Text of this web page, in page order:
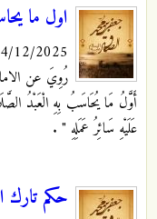
اول ما
2025 - 13:25
رُوِيَ عن
أَوَّلُ‏ مَا يُحَاسَبُ‏ بِهِ‏ الْعَبْدُ
عَلَيْهِ سَائِرُ عَمَلِهِ " .
حكم تارك